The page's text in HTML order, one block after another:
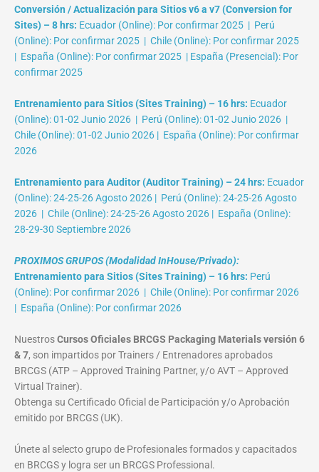
Conversión / Actualización para Sitios v6 a v7 (Conversion for
Sites) – 8 hrs: Ecuador (Online): Por confirmar 2025 | Perú
(Online): Por confirmar 2025 | Chile (Online): Por confirmar 2025
| España (Online): Por confirmar 2025 | España (Presencial): Por
confirmar 2025
Entrenamiento para Sitios (Sites Training) – 16 hrs: Ecuador
(Online): 01-02 Junio 2026 | Perú (Online): 01-02 Junio 2026 |
Chile (Online): 01-02 Junio 2026 | España (Online): Por confirmar
2026
Entrenamiento para Auditor (Auditor Training) – 24 hrs: Ecuador
(Online): 24-25-26 Agosto 2026 | Perú (Online): 24-25-26 Agosto
2026 | Chile (Online): 24-25-26 Agosto 2026 | España (Online):
28-29-30 Septiembre 2026
PROXIMOS GRUPOS (Modalidad InHouse/Privado):
Entrenamiento para Sitios (Sites Training) – 16 hrs: Perú
(Online): Por confirmar 2026 | Chile (Online): Por confirmar 2026
| España (Online): Por confirmar 2026
NuestrosCursos Oficiales BRCGS Packaging Materials versión 6
& 7, son impartidos por Trainers / Entrenadores aprobados
BRCGS (ATP – Approved Training Partner, y/o AVT – Approved
Virtual Trainer).
Obtenga su Certificado Oficial de Participación y/o Aprobación
emitido por BRCGS (UK).
Únete al selecto grupo de Profesionales formados y capacitados
en BRCGS y logra ser un BRCGS Professional.